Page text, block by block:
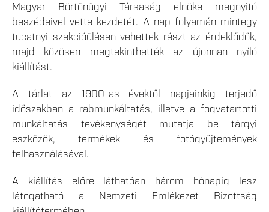
Magyar Börtönügyi Társaság elnöke megnyitó
beszédeivel vette kezdetét. A nap folyamán mintegy
tucatnyi szekcióülésen vehettek részt az érdeklődők,
majd közösen megtekinthették az újonnan nyíló
kiállítást.
A tárlat az 1900-as évektől napjainkig terjedő
időszakban a rabmunkáltatás, illetve a fogvatartotti
munkáltatás tevékenységét mutatja be tárgyi
eszközök, termékek és fotógyűjtemények
felhasználásával.
A kiállítás előre láthatóan három hónapig lesz
látogatható a Nemzeti Emlékezet Bizottság